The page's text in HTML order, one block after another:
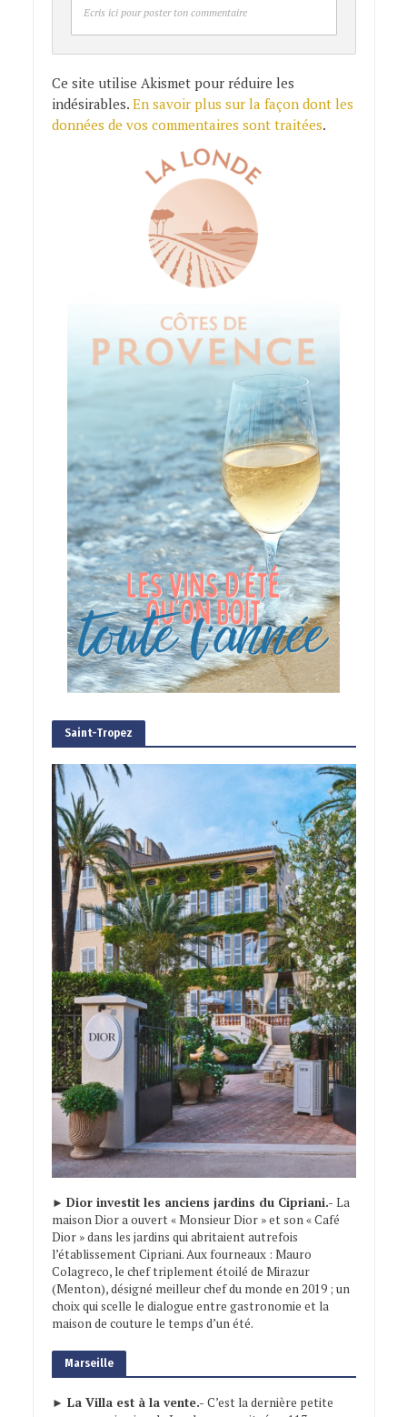
Ecris ici pour poster ton commentaire
Ce site utilise Akismet pour réduire les
indésirables. En savoir plus sur la façon dont les
données de vos commentaires sont traitées.
Saint-Tropez
► Dior investit les anciens jardins du Cipriani.- La
maison Dior a ouvert « Monsieur Dior » et son « Café
Dior » dans les jardins qui abritaient autrefois
l’établissement Cipriani. Aux fourneaux : Mauro
Colagreco, le chef triplement étoilé de Mirazur
(Menton), désigné meilleur chef du monde en 2019 ; un
choix qui scelle le dialogue entre gastronomie et la
maison de couture le temps d’un été.
Marseille
► La Villa est à la vente.- C’est la dernière petite